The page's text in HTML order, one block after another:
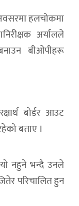
हलचोकमा
अर्यालले
बीओपीहरू
बोर्डर आउट
बताए ।
नहुने भन्दै उनले
परिचालित हुन